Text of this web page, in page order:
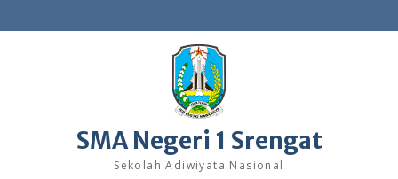
to
SMA Negeri 1 Srengat
Sekolah Adiwiyata Nasional